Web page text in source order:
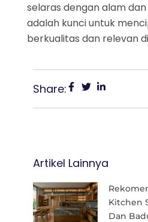
selaras dengan alam
adalah kunci untuk
berkualitas dan relevan
Share:
Artikel Lainnya
Kitchen
Dan